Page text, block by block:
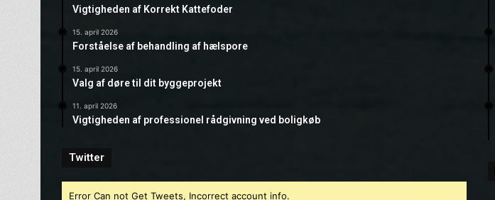
Vigtigheden af Korrekt Kattefoder
15. april 2026
Forståelse af behandling af hælspore
15. april 2026
Valg af døre til dit byggeprojekt
11. april 2026
Vigtigheden af professionel rådgivning ved boligkøb
Twitter
Error Can not Get Tweets, Incorrect account info.